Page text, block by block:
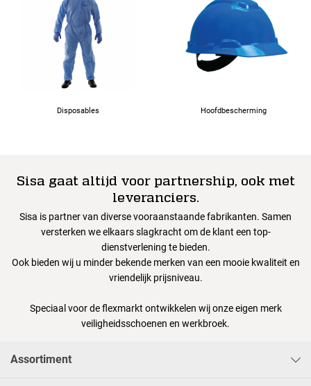
Disposables Hoofdbescherming
Sisa gaat altijd voor partnership, ook met
leveranciers.
Sisa is partner van diverse vooraanstaande fabrikanten. Samen
versterken we elkaars slagkracht om de klant een top-
dienstverlening te bieden.
Ook bieden wij u minder bekende merken van een mooie kwaliteit en
vriendelijk prijsniveau.
Speciaal voor de flexmarkt ontwikkelen wij onze eigen merk
veiligheidsschoenen en werkbroek.
Assortiment